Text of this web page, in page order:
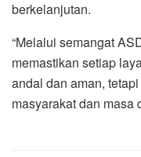
berkelanjutan.
“Melalui semangat
memastikan setiap
andal dan aman,
masyarakat dan masa